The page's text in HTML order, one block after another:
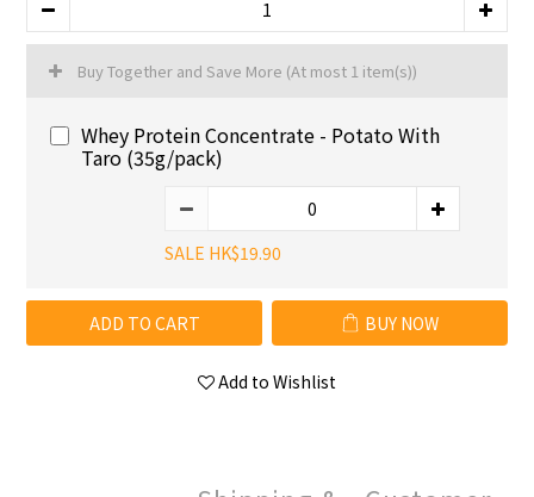
Buy Together and Save More (At most 1 item(s))
Whey Protein Concentrate - Potato With
Taro (35g/pack)
SALE HK$19.90
ADD TO CART BUY NOW
Add to Wishlist